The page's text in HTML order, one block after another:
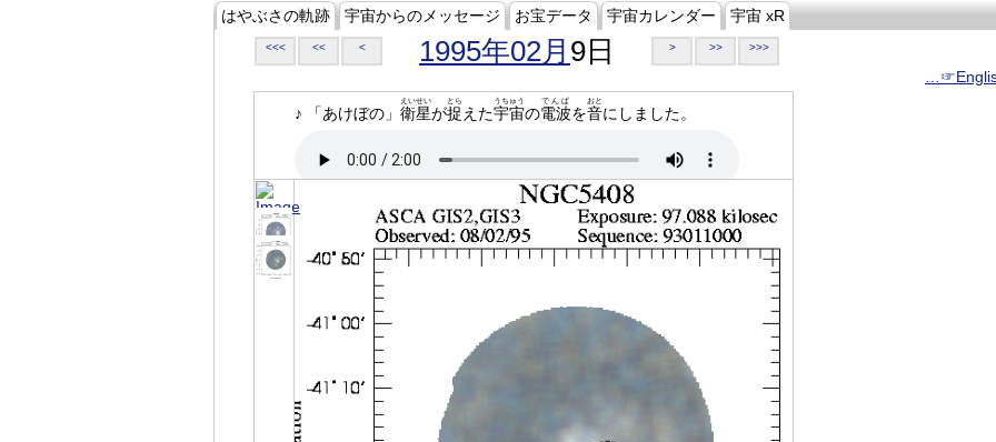
はやぶさの軌跡 宇宙からのメッセージ お宝データ 宇宙カレンダー 宇宙 xR
<<< << < 1995年02月 9日 > >> >>>
♪ 「あけぼの」 衛星
えいせい
が捉
とら
えた宇宙
うちゅう
の電波
でんぱ
を音
おと
にしました。